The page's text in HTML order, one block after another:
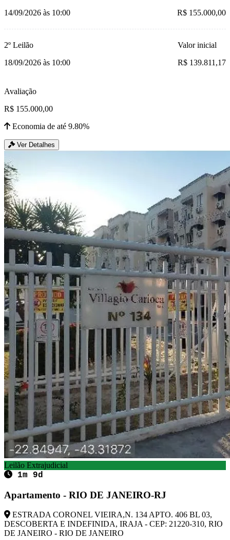
14/09/2026 às 10:00
R$ 155.000,00
2º Leilão
18/09/2026 às 10:00
Valor inicial
R$ 139.811,17
Avaliação
R$ 155.000,00
Economia de até 9.80%
Ver Detalhes
Leilão Extrajudicial
1m 9d
Apartamento - RIO DE JANEIRO-RJ
ESTRADA CORONEL VIEIRA,N. 134 APTO. 406 BL 03,
DESCOBERTA E INDEFINIDA, IRAJA - CEP: 21220-310, RIO
DE JANEIRO - RIO DE JANEIRO